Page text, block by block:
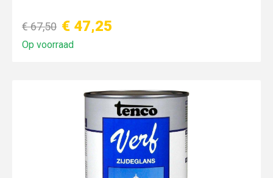
€ 67,50 € 47,25
Op voorraad